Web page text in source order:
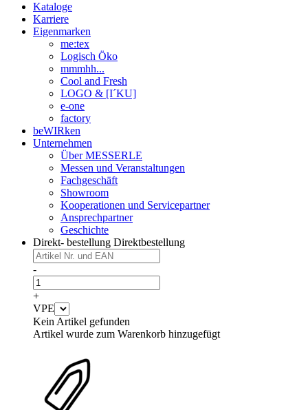
Kataloge
Karriere
Eigenmarken
me:tex
Logisch Öko
mmmhh...
Cool and Fresh
LOGO & [I´KU]
e-one
factory
beWIRken
Unternehmen
Über MESSERLE
Messen und Veranstaltungen
Fachgeschäft
Showroom
Kooperationen und Servicepartner
Ansprechpartner
Geschichte
Direkt- bestellung Direktbestellung
-
+
VPE
Kein Artikel gefunden
Artikel wurde zum Warenkorb hinzugefügt